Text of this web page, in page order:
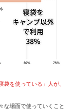
袋を使っている」人が、
な場面で使っていくこと